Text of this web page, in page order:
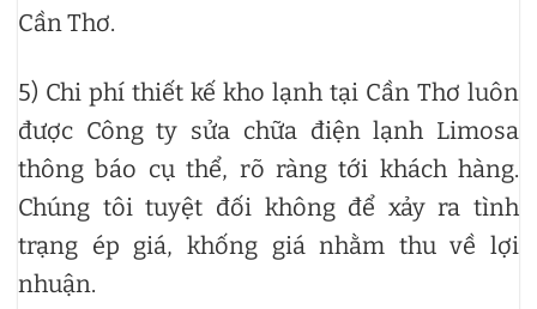
Cần Thơ.
5) Chi phí thiết kế kho lạnh tại Cần Thơ luôn
được Công ty sửa chữa điện lạnh Limosa
thông báo cụ thể, rõ ràng tới khách hàng.
Chúng tôi tuyệt đối không để xảy ra tình
trạng ép giá, khống giá nhằm thu về lợi
nhuận.